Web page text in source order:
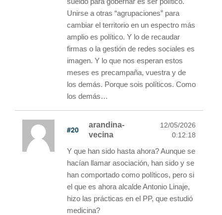
Unirse a otras “agrupaciones” para
cambiar el territorio en un espectro más
amplio es político. Y lo de recaudar
firmas o la gestión de redes sociales es
imagen. Y lo que nos esperan estos
meses es precampaña, vuestra y de
los demás. Porque sois políticos. Como
los demás…
#20
arandina-
vecina
12/05/2026
0:12:18
Y que han sido hasta ahora? Aunque se
hacían llamar asociación, han sido y se
han comportado como políticos, pero si
el que es ahora alcalde Antonio Linaje,
hizo las prácticas en el PP, que estudió
medicina?